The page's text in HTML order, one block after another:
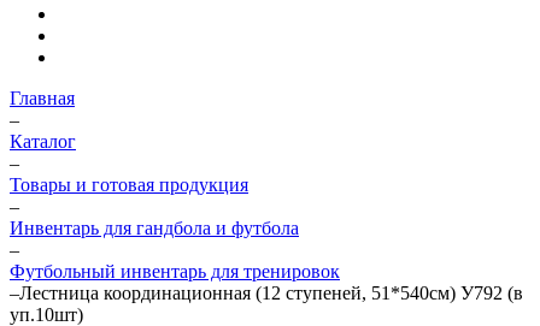
Главная
–
Каталог
–
Товары и готовая продукция
–
Инвентарь для гандбола и футбола
–
Футбольный инвентарь для тренировок
–Лестница координационная (12 ступеней, 51*540см) У792 (в
уп.10шт)